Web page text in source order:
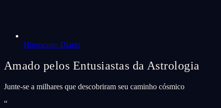
Horoscopo Diario
Amado pelos Entusiastas da Astrologia
Junte-se a milhares que descobriram seu caminho cósmico
“